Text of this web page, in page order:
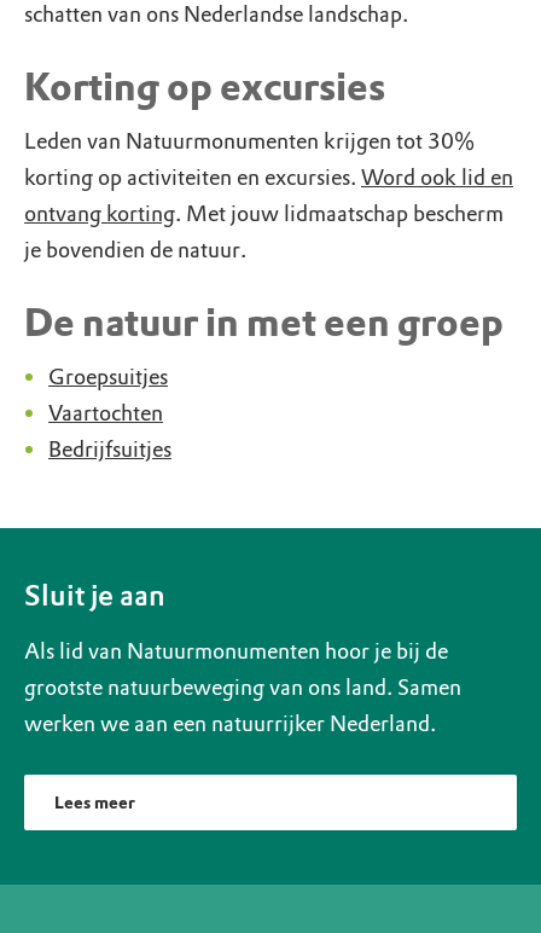
schatten van ons Nederlandse landschap.
Korting op excursies
Leden van Natuurmonumenten krijgen tot 30%
korting op activiteiten en excursies. Word ook lid en
ontvang korting. Met jouw lidmaatschap bescherm
je bovendien de natuur.
De natuur in met een groep
Groepsuitjes
Vaartochten
Bedrijfsuitjes
Sluit je aan
Als lid van Natuurmonumenten hoor je bij de
grootste natuurbeweging van ons land. Samen
werken we aan een natuurrijker Nederland.
Lees meer